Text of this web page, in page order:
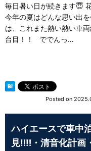
毎日暑い日が続きます😇
今年の夏はどんな思い出
は、これまた熱い熱い車
台目！！ ででんっ…
Posted on
ハイエースで車中
見‼‼・清音化計画